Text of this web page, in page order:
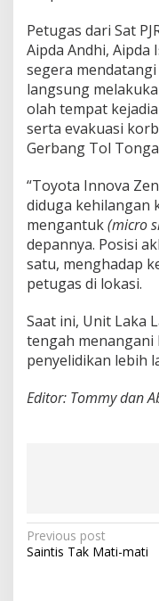
Petugas dari Sat
Aipda Andhi, Aipda
segera
langsung
olah tempat
serta evakuasi
Gerbang Tol
“Toyota Innova
diduga kehilangan
mengantuk(micro
depannya. Posisi
satu, menghadap
petugas di lokasi.
Saat ini, Unit Laka
tengah
penyelidikan lebih
Editor: Tommy dan
P
o
Previous post
Saintis Tak Mati-mati